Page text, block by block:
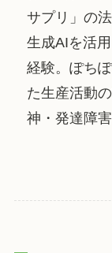
サプリ」の
生成AIを活
経験。ぽち
た生産活動
神・発達障